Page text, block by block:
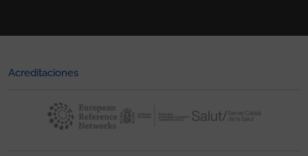
Acreditaciones